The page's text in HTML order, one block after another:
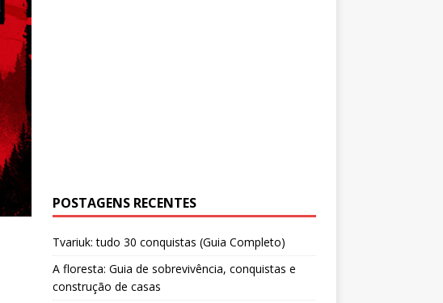
POSTAGENS RECENTES
Tvariuk: tudo 30 conquistas (Guia Completo)
A floresta: Guia de sobrevivência, conquistas e
construção de casas